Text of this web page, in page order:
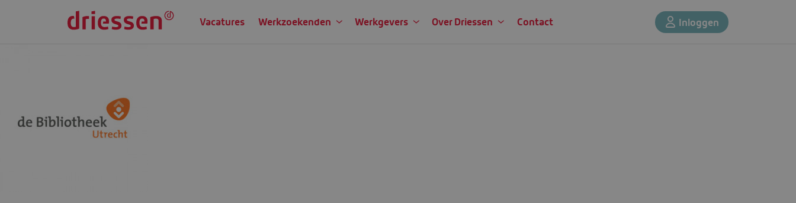
Vacatures Werkzoekenden Werkgevers Over Driessen Contact Inloggen